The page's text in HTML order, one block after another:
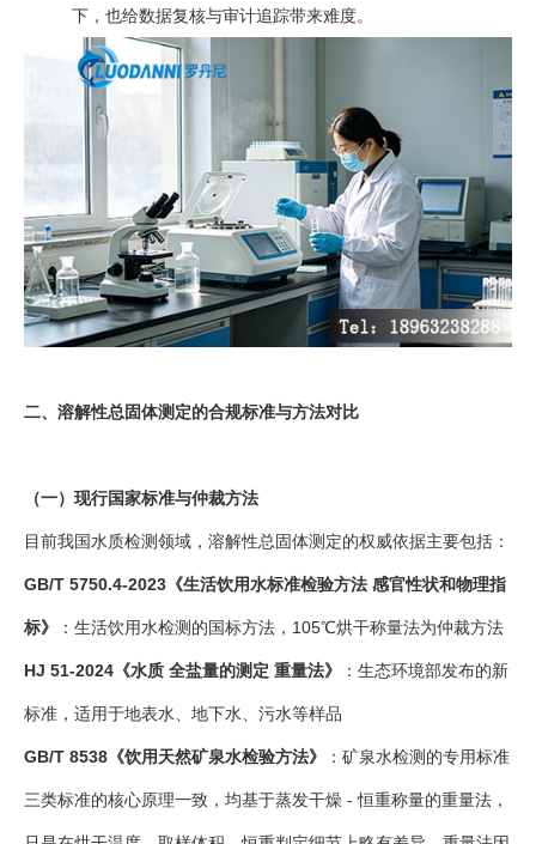
下，也给数据复核与审计追踪带来难度。
二、溶解性总固体测定的合规标准与方法对比
（一）现行国家标准与仲裁方法
目前我国水质检测领域，溶解性总固体测定的权威依据主要包括：
GB/T 5750.4-2023《生活饮用水标准检验方法 感官性状和物理指
标》 ：生活饮用水检测的国标方法，105℃烘干称量法为仲裁方法
HJ 51-2024《水质 全盐量的测定 重量法》 ：生态环境部发布的新
标准，适用于地表水、地下水、污水等样品
GB/T 8538《饮用天然矿泉水检验方法》 ：矿泉水检测的专用标准
三类标准的核心原理一致，均基于蒸发干燥 - 恒重称量的重量法，